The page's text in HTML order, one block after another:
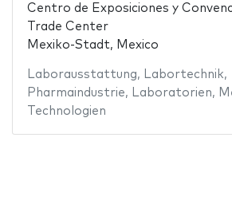
Centro de Exposiciones y
Trade Center
Mexiko-Stadt, Mexico
Laborausstattung, Labortechnik,
Pharmaindustrie, Laboratorien,
Technologien